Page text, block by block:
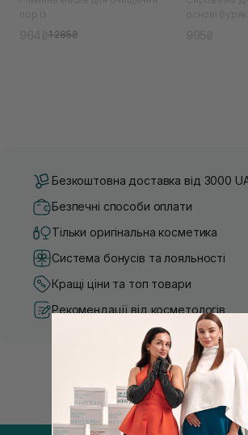
1 285₴
Безкоштовна доставка від 3000
Безпечні способи оплати
Тільки оригінальна косметика
Система бонусів та лояльності
Кращі ціни та топ товари
Рекомендації від косметологів